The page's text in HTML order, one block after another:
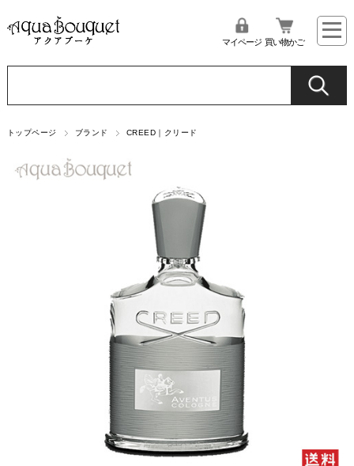
マイページ 買い物かご
トップページ ブランド CREED｜クリード